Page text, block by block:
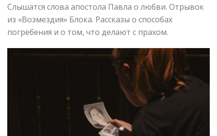
Слышатся слова апостола Павла о любви. Отрывок
из «Возмездия» Блока. Рассказы о способах
погребения и о том, что делают с прахом.